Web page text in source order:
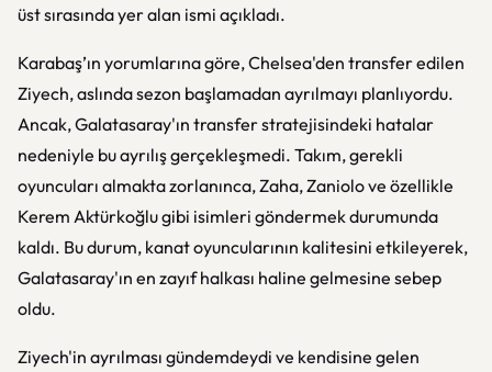
üst sırasında yer alan ismi açıkladı.
Karabaş’ın yorumlarına göre, Chelsea'den transfer edilen
Ziyech, aslında sezon başlamadan ayrılmayı planlıyordu.
Ancak, Galatasaray'ın transfer stratejisindeki hatalar
nedeniyle bu ayrılış gerçekleşmedi. Takım, gerekli
oyuncuları almakta zorlanınca, Zaha, Zaniolo ve özellikle
Kerem Aktürkoğlu gibi isimleri göndermek durumunda
kaldı. Bu durum, kanat oyuncularının kalitesini etkileyerek,
Galatasaray'ın en zayıf halkası haline gelmesine sebep
oldu.
Ziyech'in ayrılması gündemdeydi ve kendisine gelen